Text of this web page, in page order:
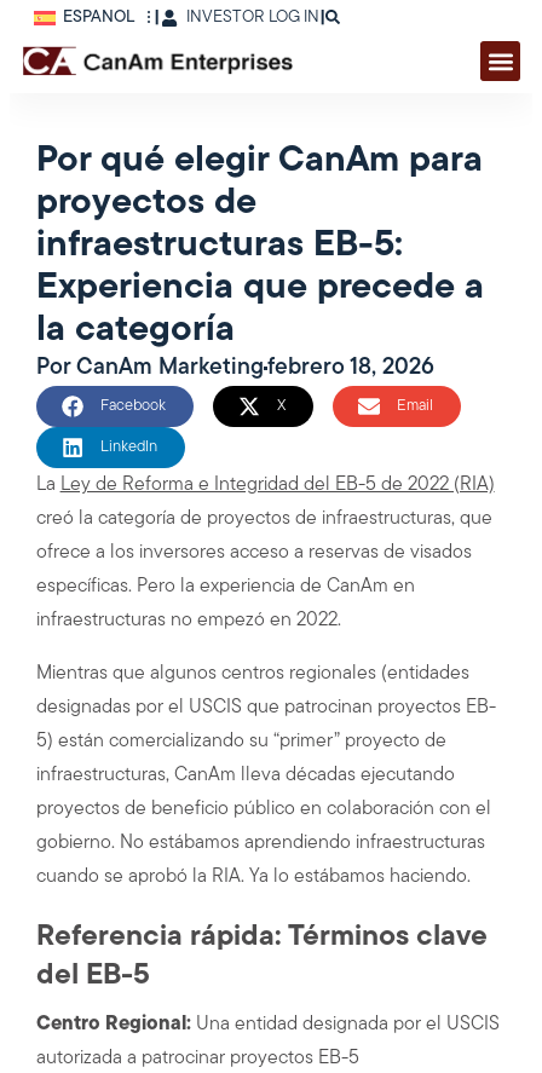
ESPAÑOL INVESTOR LOG IN |
Por qué elegir CanAm para
proyectos de
infraestructuras EB-5:
Experiencia que precede a
la categoría
PorCanAm Marketingfebrero 18, 2026
Facebook X Email
LinkedIn
La Ley de Reforma e Integridad del EB-5 de 2022 (RIA)
creó la categoría de proyectos de infraestructuras, que
ofrece a los inversores acceso a reservas de visados
específicas. Pero la experiencia de CanAm en
infraestructuras no empezó en 2022.
Mientras que algunos centros regionales (entidades
designadas por el USCIS que patrocinan proyectos EB-
5) están comercializando su “primer” proyecto de
infraestructuras, CanAm lleva décadas ejecutando
proyectos de beneficio público en colaboración con el
gobierno. No estábamos aprendiendo infraestructuras
cuando se aprobó la RIA. Ya lo estábamos haciendo.
Referencia rápida: Términos clave
del EB-5
Centro Regional:Una entidad designada por el USCIS
autorizada a patrocinar proyectos EB-5